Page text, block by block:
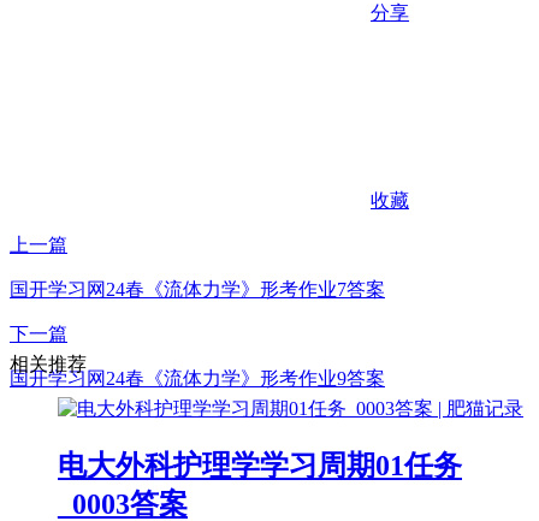
分享
收藏
上一篇
国开学习网24春《流体力学》形考作业7答案
下一篇
国开学习网24春《流体力学》形考作业9答案
相关推荐
电大外科护理学学习周期01任务
_0003答案